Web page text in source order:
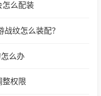
怎么配装
纹怎么装配？
么办
整权限